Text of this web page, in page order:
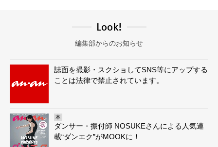
Look!
編集部からのお知らせ
誌面を撮影・スクショしてSNS等にアップする
ことは法律で禁止されています。
本
ダンサー・振付師 NOSUKEさんによる人気連
載“ダンエク”がMOOKに！